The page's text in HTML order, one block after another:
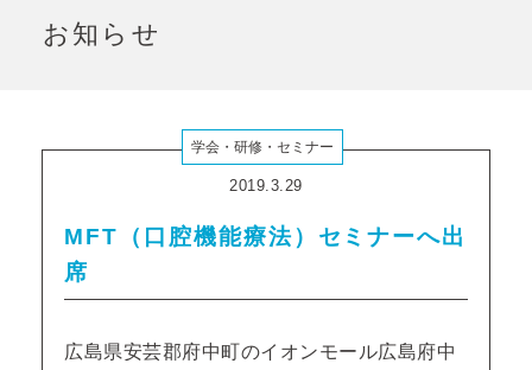
お知らせ
2019.3.29
学会・研修・セミナー
MFT（口腔機能療法）セミナーへ出
席
広島県安芸郡府中町のイオンモール広島府中